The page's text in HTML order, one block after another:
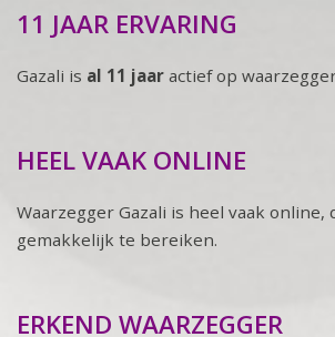
11 JAAR ERVARING
Gazali is al 11 jaar actief op
HEEL VAAK ONLINE
Waarzegger Gazali is heel vaak online,
gemakkelijk te bereiken.
ERKEND WAARZEGGER